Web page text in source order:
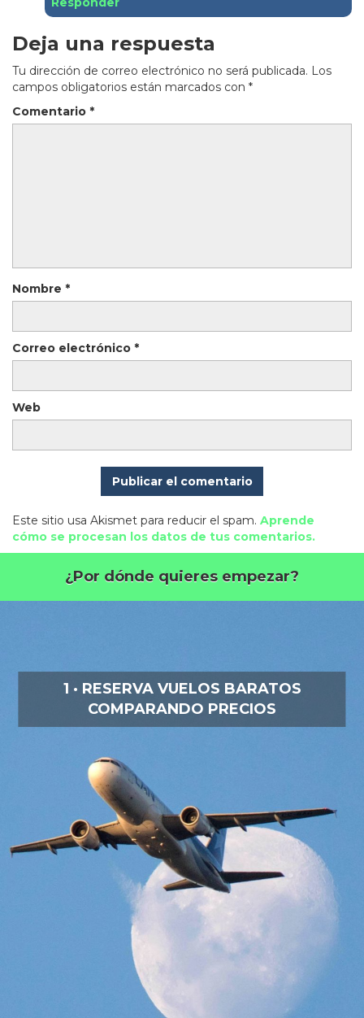
Deja una respuesta
Tu dirección de correo electrónico no será publicada. Los
campos obligatorios están marcados con *
Comentario *
Nombre *
Correo electrónico *
Web
Este sitio usa Akismet para reducir el spam. Aprende
cómo se procesan los datos de tus comentarios.
¿Por dónde quieres empezar?
1 · RESERVA VUELOS BARATOS
COMPARANDO PRECIOS